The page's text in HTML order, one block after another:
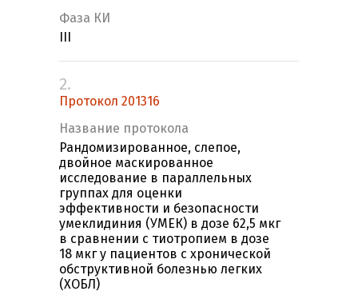
Фаза КИ
2.
Протокол 201316
Название протокола
Рандомизированное, слепое,
двойное маскированное
исследование в параллельных
группах для оценки
эффективности и безопасности
умеклидиния (УМЕК) в дозе 62,5 мкг
в сравнении с тиотропием в дозе
18 мкг у пациентов с хронической
обструктивной болезнью легких
(ХОБЛ)